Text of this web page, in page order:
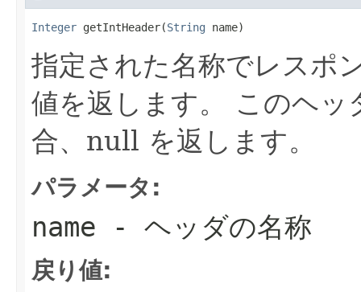
Integer getIntHeader(String name)
指定された名称でレスポ
値を返します。 このヘッ
合、null を返します。
パラメータ:
name - ヘッダの名称
戻り値: